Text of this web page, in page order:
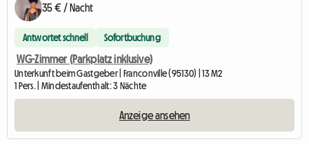
35 € / Nacht
Antwortet schnell Sofortbuchung
WG-Zimmer (Parkplatz inklusive)
Unterkunft beim Gastgeber | Franconville (95130) | 13 M2
1 Pers. | Mindestaufenthalt: 3 Nächte
Anzeige ansehen